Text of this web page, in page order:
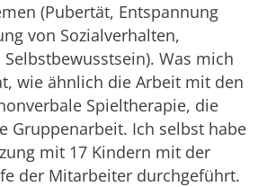
(Pubertät, Entspannung
von Sozialverhalten,
Was mich
wie ähnlich die Arbeit mit den
Spieltherapie, die
Gruppenarbeit. Ich selbst habe
mit 17 Kindern mit der
der Mitarbeiter durchgeführt.